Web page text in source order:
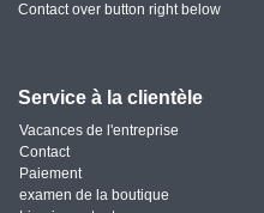
Contact over button right below
Service à la clientèle
Vacances de l'entreprise
Contact
Paiement
examen de la boutique